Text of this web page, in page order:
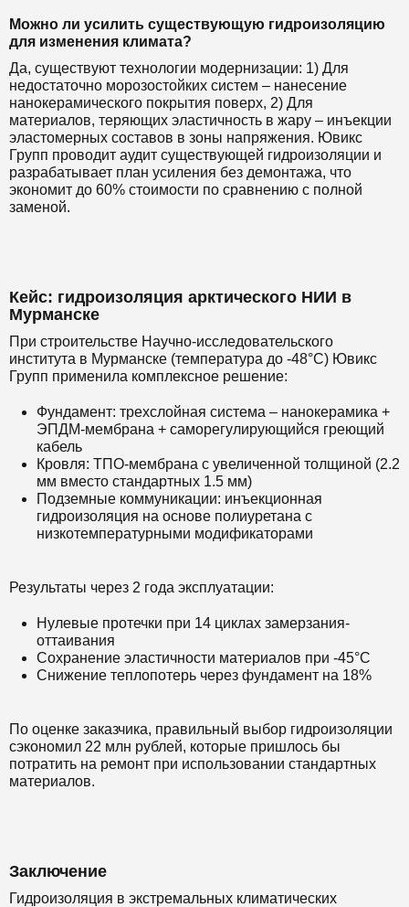
Можно ли усилить существующую гидроизоляцию
для изменения климата?
Да, существуют технологии модернизации: 1) Для
недостаточно морозостойких систем – нанесение
нанокерамического покрытия поверх, 2) Для
материалов, теряющих эластичность в жару – инъекции
эластомерных составов в зоны напряжения. Ювикс
Групп проводит аудит существующей гидроизоляции и
разрабатывает план усиления без демонтажа, что
экономит до 60% стоимости по сравнению с полной
заменой.
Кейс: гидроизоляция арктического НИИ в
Мурманске
При строительстве Научно-исследовательского
института в Мурманске (температура до -48°C) Ювикс
Групп применила комплексное решение:
Фундамент: трехслойная система – нанокерамика +
ЭПДМ-мембрана + саморегулирующийся греющий
кабель
Кровля: ТПО-мембрана с увеличенной толщиной (2.2
мм вместо стандартных 1.5 мм)
Подземные коммуникации: инъекционная
гидроизоляция на основе полиуретана с
низкотемпературными модификаторами
Результаты через 2 года эксплуатации:
Нулевые протечки при 14 циклах замерзания-
оттаивания
Сохранение эластичности материалов при -45°C
Снижение теплопотерь через фундамент на 18%
По оценке заказчика, правильный выбор гидроизоляции
сэкономил 22 млн рублей, которые пришлось бы
потратить на ремонт при использовании стандартных
материалов.
Заключение
Гидроизоляция в экстремальных климатических